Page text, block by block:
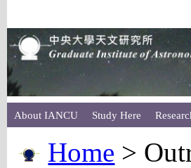
About IANCU Study Here
Home >